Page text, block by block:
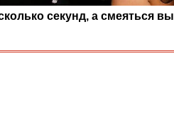
секунд, а смеяться вы